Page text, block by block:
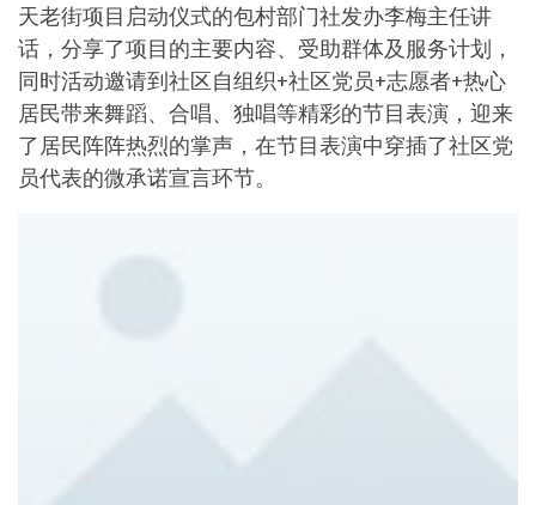
天老街项目启动仪式的包村部门社发办李梅主任讲
话，分享了项目的主要内容、受助群体及服务计划，
同时活动邀请到社区自组织+社区党员+志愿者+热心
居民带来舞蹈、合唱、独唱等精彩的节目表演，迎来
了居民阵阵热烈的掌声，在节目表演中穿插了社区党
员代表的微承诺宣言环节。